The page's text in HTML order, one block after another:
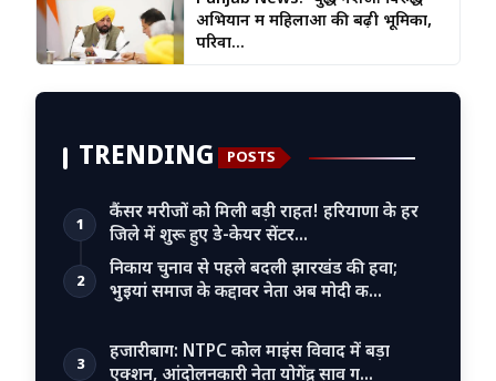
अभियान में महिलाओं की बढ़ी भूमिका,
परिवा...
TRENDING POSTS
1
कैंसर मरीजों को मिली बड़ी राहत! हरियाणा के हर
जिले में शुरू हुए डे-केयर सेंटर…
2
निकाय चुनाव से पहले बदली झारखंड की हवा;
भुइयां समाज के कद्दावर नेता अब मोदी क…
3
हजारीबाग: NTPC कोल माइंस विवाद में बड़ा
एक्शन, आंदोलनकारी नेता योगेंद्र साव ग…